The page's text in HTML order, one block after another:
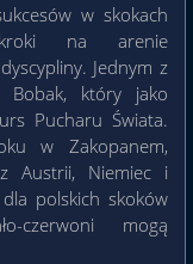
w skokach
kroki na arenie
Jednym z
Bobak, który jako
Pucharu Świata.
w Zakopanem,
Austrii, Niemiec i
polskich skoków
czerwoni mogą